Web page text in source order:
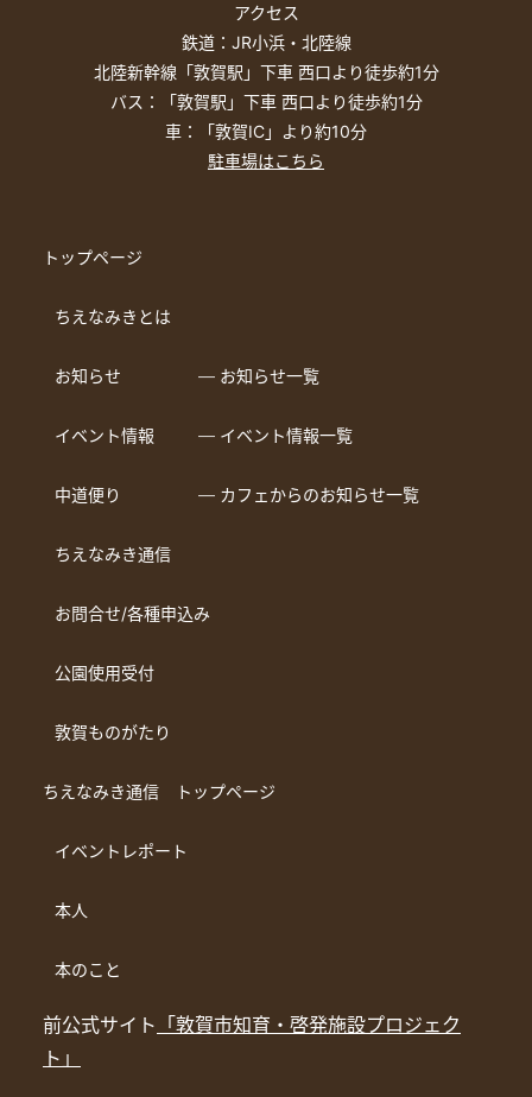
アクセス
鉄道：JR小浜・北陸線
北陸新幹線「敦賀駅」下車 西口より徒歩約1分
バス：「敦賀駅」下車 西口より徒歩約1分
車：「敦賀IC」より約10分
駐車場はこちら
トップページ
ちえなみきとは
お知らせ ― お知らせ一覧
イベント情報 ― イベント情報一覧
中道便り ― カフェからのお知らせ一覧
ちえなみき通信
お問合せ/各種申込み
公園使用受付
敦賀ものがたり
ちえなみき通信 トップページ
イベントレポート
本人
本のこと
前公式サイト 「敦賀市知育・啓発施設プロジェク
ト」